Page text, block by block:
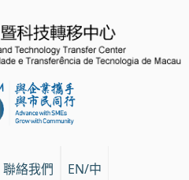
聯絡我們 EN/中